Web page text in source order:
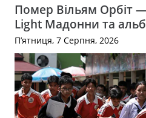
Помер Вільям Орбіт
Light Мадонни та
П’ятниця, 7 Серпня, 2026